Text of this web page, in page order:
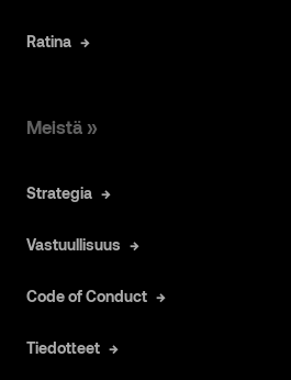
Ratina
Meistä »
Strategia
Vastuullisuus
Code of Conduct
Tiedotteet